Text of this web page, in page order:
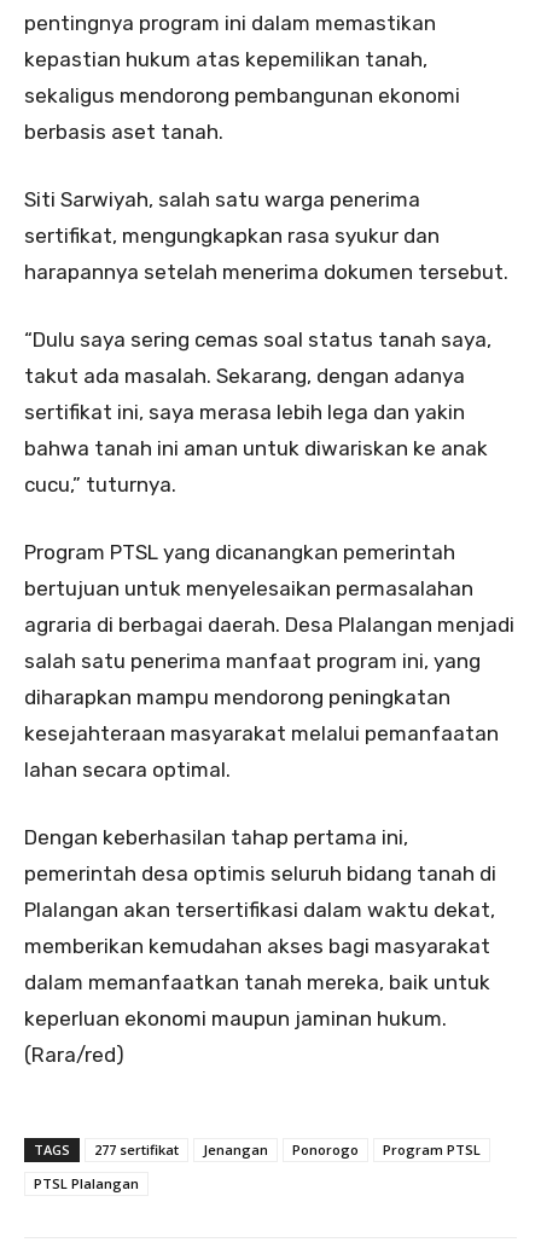
pentingnya program ini dalam memastikan
kepastian hukum atas kepemilikan tanah,
sekaligus mendorong pembangunan ekonomi
berbasis aset tanah.
Siti Sarwiyah, salah satu warga penerima
sertifikat, mengungkapkan rasa syukur dan
harapannya setelah menerima dokumen tersebut.
“Dulu saya sering cemas soal status tanah saya,
takut ada masalah. Sekarang, dengan adanya
sertifikat ini, saya merasa lebih lega dan yakin
bahwa tanah ini aman untuk diwariskan ke anak
cucu,” tuturnya.
Program PTSL yang dicanangkan pemerintah
bertujuan untuk menyelesaikan permasalahan
agraria di berbagai daerah. Desa Plalangan menjadi
salah satu penerima manfaat program ini, yang
diharapkan mampu mendorong peningkatan
kesejahteraan masyarakat melalui pemanfaatan
lahan secara optimal.
Dengan keberhasilan tahap pertama ini,
pemerintah desa optimis seluruh bidang tanah di
Plalangan akan tersertifikasi dalam waktu dekat,
memberikan kemudahan akses bagi masyarakat
dalam memanfaatkan tanah mereka, baik untuk
keperluan ekonomi maupun jaminan hukum.
(Rara/red)
TAGS 277 sertifikat Jenangan Ponorogo
Program PTSL
PTSL Plalangan